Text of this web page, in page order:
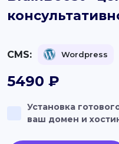
Интернет-
Блог
CMS: Wordpress
5490 ₽
Установка
ваш домен и